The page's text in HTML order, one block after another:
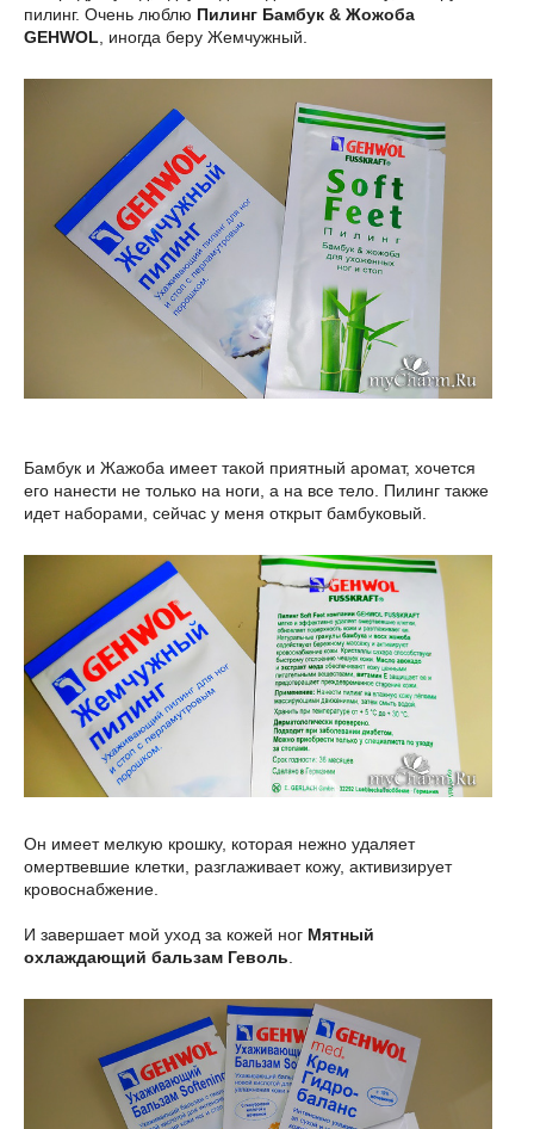
пилинг. Очень люблю Пилинг Бамбук & Жожоба
GEHWOL , иногда беру Жемчужный.
Бамбук и Жажоба имеет такой приятный аромат, хочется
его нанести не только на ноги, а на все тело. Пилинг также
идет наборами, сейчас у меня открыт бамбуковый.
Он имеет мелкую крошку, которая нежно удаляет
омертвевшие клетки, разглаживает кожу, активизирует
кровоснабжение.
И завершает мой уход за кожей ног Мятный
охлаждающий бальзам Геволь